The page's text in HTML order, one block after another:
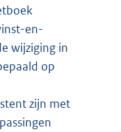
en-
wijziging in
op
zijn met